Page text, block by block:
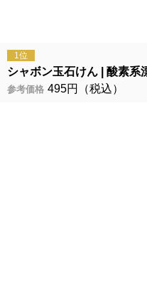
1位
シャボン玉石けん 酸素系
参考価格 495円（税込）